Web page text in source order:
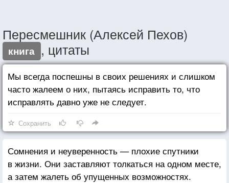
Пересмешник (Алексей Пехов)
книга , цитаты
Мы всегда поспешны в своих решениях и слишком
часто жалеем о них, пытаясь исправить то, что
исправлять давно уже не следует.
Сохранить
Сомнения и неуверенность — плохие спутники
в жизни. Они заставляют толкаться на одном месте,
а затем жалеть об упущенных возможностях.